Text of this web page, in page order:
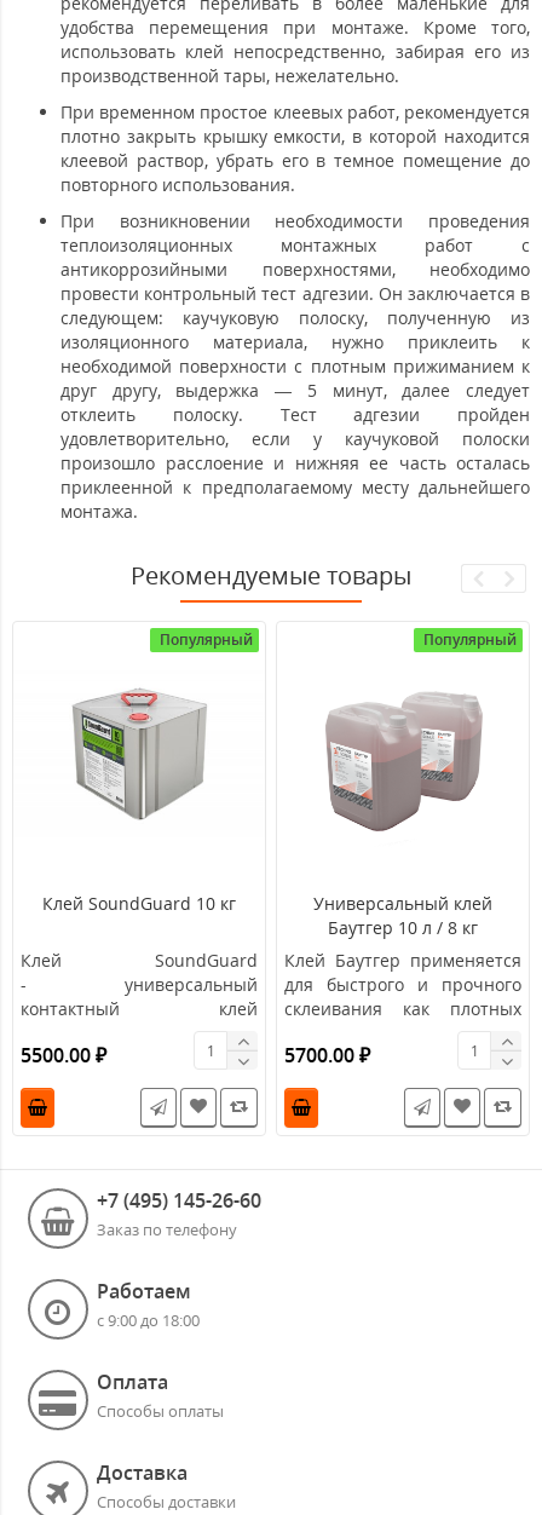
удобства перемещения при монтаже. Кроме того,
использовать клей непосредственно, забирая его из
производственной тары, нежелательно.
При временном простое клеевых работ, рекомендуется
плотно закрыть крышку емкости, в которой находится
клеевой раствор, убрать его в темное помещение до
повторного использования.
При возникновении необходимости проведения
теплоизоляционных монтажных работ с
антикоррозийными поверхностями, необходимо
провести контрольный тест адгезии. Он заключается в
следующем: каучуковую полоску, полученную из
изоляционного материала, нужно приклеить к
необходимой поверхности с плотным прижиманием к
друг другу, выдержка — 5 минут, далее следует
отклеить полоску. Тест адгезии пройден
удовлетворительно, если у каучуковой полоски
произошло расслоение и нижняя ее часть осталась
приклеенной к предполагаемому месту дальнейшего
монтажа.
Рекомендуемые товары
Популярный
Клей SoundGuard 10 кг
Клей SoundGuard
- универсальный
контактный клей
Назначение: поролон
экструзия полипропилен..
5500.00 ₽
Популярный
Универсальный клей
Баутгер 10 л / 8 кг
Клей Баутгер применяется
для быстрого и прочного
склеивания как плотных
тяжелых, так и мягких
порист..
5700.00 ₽
+7 (495) 145-26-60
Заказ по телефону
Работаем
с 9:00 до 18:00
Оплата
Способы оплаты
Доставка
Способы доставки